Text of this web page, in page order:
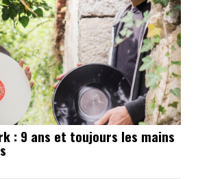
: 9 ans et toujours les mains